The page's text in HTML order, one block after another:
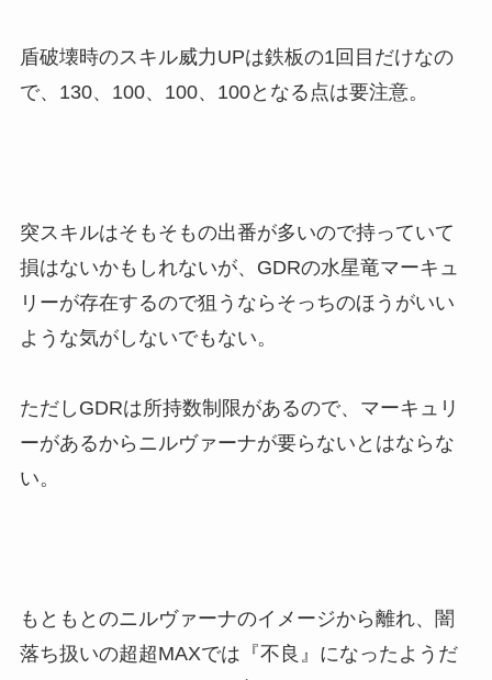
盾破壊時のスキル威力UPは鉄板の1回目だけなの
で、130、100、100、100となる点は要注意。
突スキルはそもそもの出番が多いので持っていて
損はないかもしれないが、GDRの水星竜マーキュ
リーが存在するので狙うならそっちのほうがいい
ような気がしないでもない。
ただしGDRは所持数制限があるので、マーキュリ
ーがあるからニルヴァーナが要らないとはならな
い。
もともとのニルヴァーナのイメージから離れ、闇
落ち扱いの超超MAXでは『不良』になったようだ